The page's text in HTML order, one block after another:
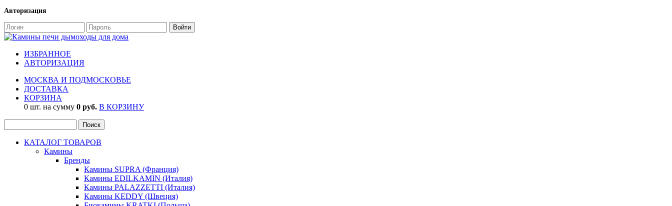
Авторизация
ИЗБРАННОЕ
АВТОРИЗАЦИЯ
МОСКВА И ПОДМОСКОВЬЕ
ДОСТАВКА
КОРЗИНА
0 шт. на сумму 0 руб. В КОРЗИНУ
КАТАЛОГ ТОВАРОВ
Камины
Бренды
Камины SUPRA (Франция)
Камины EDILKAMIN (Италия)
Камины PALAZZETTI (Италия)
Камины KEDDY (Швеция)